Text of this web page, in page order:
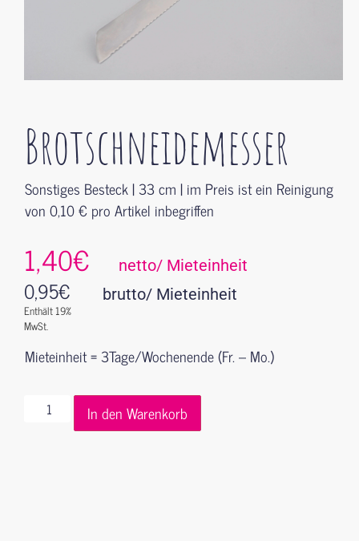
Brotschneidemesser
Sonstiges Besteck | 33 cm | im Preis ist ein Reinigung
von 0,10 € pro Artikel inbegriffen
1,40€ netto/ Mieteinheit
0,95€
Enthält 19%
MwSt.
brutto/ Mieteinheit
Mieteinheit = 3Tage/Wochenende (Fr. – Mo.)
In den Warenkorb